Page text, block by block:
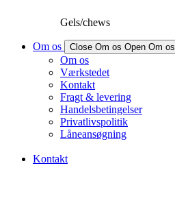
Gels/chews
Om os Close Om os Open Om os
Om os
Værkstedet
Kontakt
Fragt & levering
Handelsbetingelser
Privatlivspolitik
Låneansøgning
Kontakt